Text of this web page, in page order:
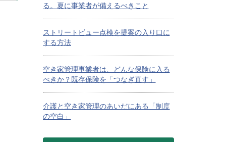
る。夏に事業者が備えるべきこと
ストリートビュー点検を提案の入り口に
する方法
空き家管理事業者は、どんな保険に入る
べきか？既存保険を「つなぎ直す」
介護と空き家管理のあいだにある「制度
の空白」